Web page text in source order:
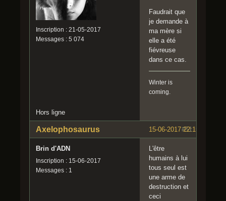
Inscription : 21-05-2017
Messages : 5 074
Faudrait que
je demande à
ma mère si
elle a été
fiévreuse
dans ce cas.
Winter is
coming.
Hors ligne
#51
15-06-2017 22:15:49
Axelophosaurus
Brin d'ADN
Inscription : 15-06-2017
Messages : 1
L'être
humains à lui
tous seul est
une arme de
destruction et
ceci